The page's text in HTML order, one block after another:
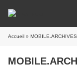
Accueil » MOBILE.ARCHIVES